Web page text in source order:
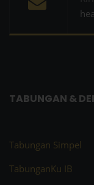
TABUNGAN &
Tabungan Simpel
TabunganKu IB